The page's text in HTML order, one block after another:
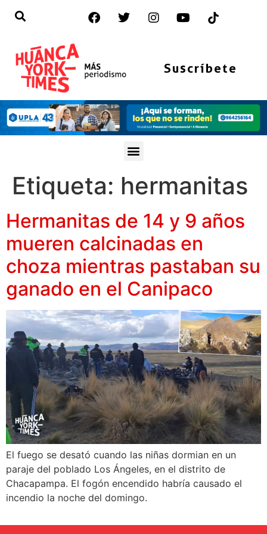
Suscríbete
Etiqueta: hermanitas
Hermanitas de 14 y 9 años
mueren calcinadas en
choza mientras pastaban su
ganado en el Canipaco
El fuego se desató cuando las niñas dormian en un
paraje del poblado Los Ángeles, en el distrito de
Chacapampa. El fogón encendido habría causado el
incendio la noche del domingo.